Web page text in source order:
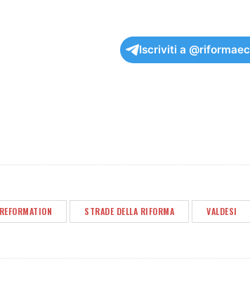
Iscriviti a
STRADE DELLA RIFORMA VALDESI